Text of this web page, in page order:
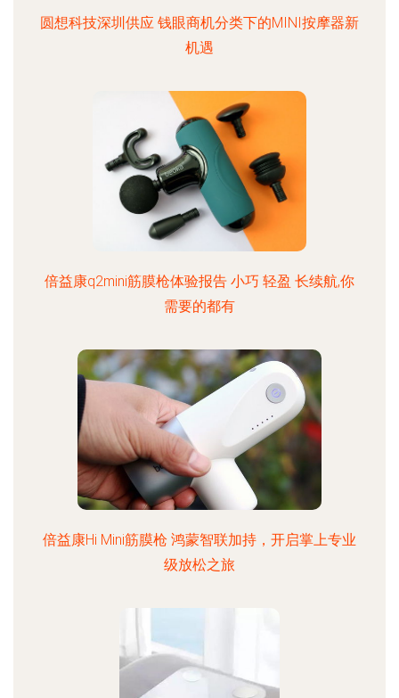
圆想科技深圳供应 钱眼商机分类下的MINI按摩器新
机遇
倍益康q2mini筋膜枪体验报告 小巧 轻盈 长续航,你
需要的都有
倍益康Hi Mini筋膜枪 鸿蒙智联加持，开启掌上专业
级放松之旅